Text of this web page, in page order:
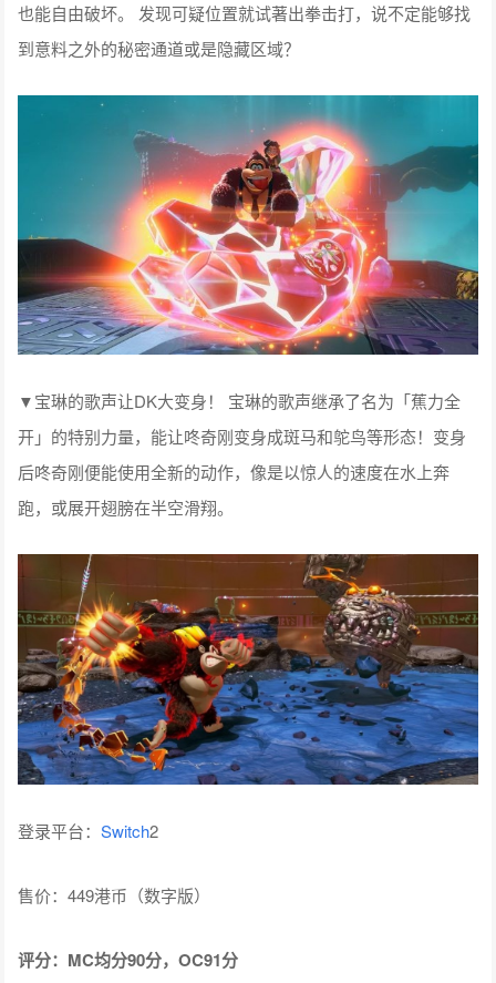
也能自由破坏。 发现可疑位置就试著出拳击打，说不定能够找
到意料之外的秘密通道或是隐藏区域？
▼宝琳的歌声让DK大变身！ 宝琳的歌声继承了名为「蕉力全
开」的特别力量，能让咚奇刚变身成斑马和鸵鸟等形态！变身
后咚奇刚便能使用全新的动作，像是以惊人的速度在水上奔
跑，或展开翅膀在半空滑翔。
登录平台：Switch2
售价：449港币（数字版）
评分：MC均分90分，OC91分